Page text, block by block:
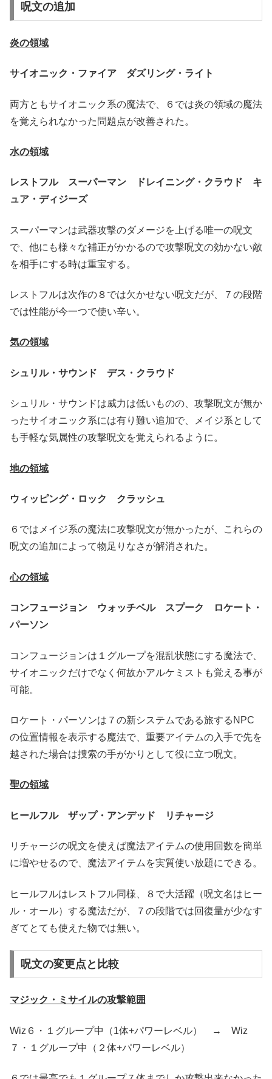
呪文の追加
炎の領域
サイオニック・ファイア ダズリング・ライト
両方ともサイオニック系の魔法で、６では炎の領域の魔法
を覚えられなかった問題点が改善された。
水の領域
レストフル スーパーマン ドレイニング・クラウド キ
ュア・ディジーズ
スーパーマンは武器攻撃のダメージを上げる唯一の呪文
で、他にも様々な補正がかかるので攻撃呪文の効かない敵
を相手にする時は重宝する。
レストフルは次作の８では欠かせない呪文だが、７の段階
では性能が今一つで使い辛い。
気の領域
シュリル・サウンド デス・クラウド
シュリル・サウンドは威力は低いものの、攻撃呪文が無か
ったサイオニック系には有り難い追加で、メイジ系として
も手軽な気属性の攻撃呪文を覚えられるように。
地の領域
ウィッピング・ロック クラッシュ
６ではメイジ系の魔法に攻撃呪文が無かったが、これらの
呪文の追加によって物足りなさが解消された。
心の領域
コンフュージョン ウォッチベル スプーク ロケート・
パーソン
コンフュージョンは１グループを混乱状態にする魔法で、
サイオニックだけでなく何故かアルケミストも覚える事が
可能。
ロケート・パーソンは７の新システムである旅するNPC
の位置情報を表示する魔法で、重要アイテムの入手で先を
越された場合は捜索の手がかりとして役に立つ呪文。
聖の領域
ヒールフル ザップ・アンデッド リチャージ
リチャージの呪文を使えば魔法アイテムの使用回数を簡単
に増やせるので、魔法アイテムを実質使い放題にできる。
ヒールフルはレストフル同様、８で大活躍（呪文名はヒー
ル・オール）する魔法だが、７の段階では回復量が少なす
ぎてとても使えた物では無い。
呪文の変更点と比較
マジック・ミサイルの攻撃範囲
Wiz６・１グループ中（1体+パワーレベル） → Wiz
７・１グループ中（２体+パワーレベル）